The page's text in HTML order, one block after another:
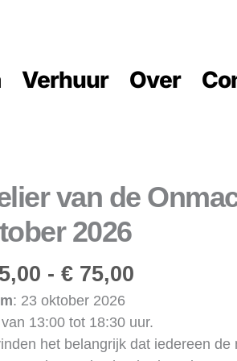
Verhuur Over
van de
2026
- €75,00
€ 25,00
: 23 oktober 2026
13:00 tot 18:30 uur.
het belangrijk dat iedereen de